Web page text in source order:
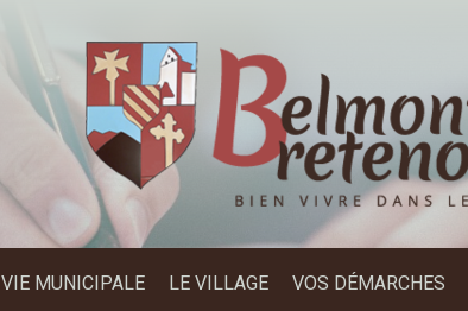
VIE MUNICIPALE LE VILLAGE VOS DÉMARCHES